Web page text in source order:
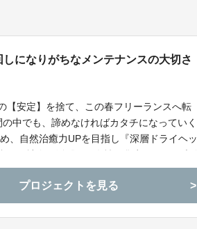
になりがちなメンテナンスの大切さ
【安定】を捨て、この春フリーランスへ転
中でも、諦めなければカタチになっていく
、自然治癒力UPを目指し『深層ドライヘッ
を募るプロジェクトです。
プロジェクトを見る